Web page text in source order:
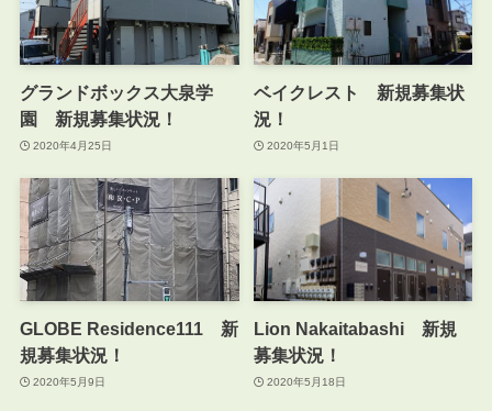
グランドボックス大泉学
園 新規募集状況！
2020年4月25日
ベイクレスト 新規募集状
況！
2020年5月1日
GLOBE Residence111 新
規募集状況！
2020年5月9日
Lion Nakaitabashi 新規
募集状況！
2020年5月18日